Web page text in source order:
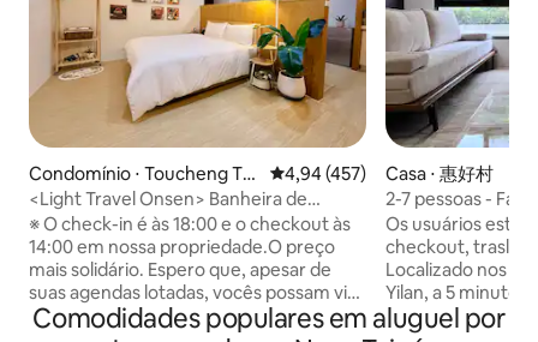
Condomínio ⋅ Toucheng To
wnship
4,94 de uma avaliação média de
4,94 (457)
<Light Travel Onsen> Banheira de
hidromassagem no quarto Piscina de
borda infinita no último andar Vista
noturna, montanha e mar invencíveis
em andares altos Estacionamento plano
gratuito Check-in autônomo
※ O check-in é às 18:00 e o checkout às
14:00 em nossa propriedade.O preço
mais solidário. Espero que, apesar de
suas agendas lotadas, vocês possam vir
aqui para relaxar e recarregar as
Casa ⋅ 惠好村
2-7 pessoas -
(transporte da
da Universidade
Esportivo/Centro
Condado/Jardim
Fushan/Templo
para Taiping
Os usuários
checkout,
Localizado nos
Yilan, a 5 minutos
University
Comodidades populares em aluguel por